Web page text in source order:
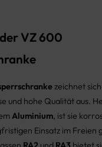
VZ 600
zeichnet
und hohe Qualität aus.
Aluminium , ist sie
Einsatz im Freien